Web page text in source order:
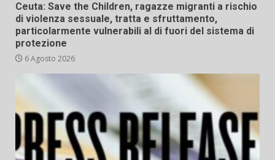
Ceuta: Save the Children, ragazze migranti a rischio
di violenza sessuale, tratta e sfruttamento,
particolarmente vulnerabili al di fuori del sistema di
protezione
6 Agosto 2026